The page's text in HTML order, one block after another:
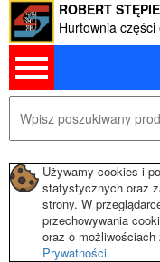
ROBERT
Hurtownia
Używamy cookies i
statystycznych oraz
strony. W
przechowywania
oraz o
Prywatności